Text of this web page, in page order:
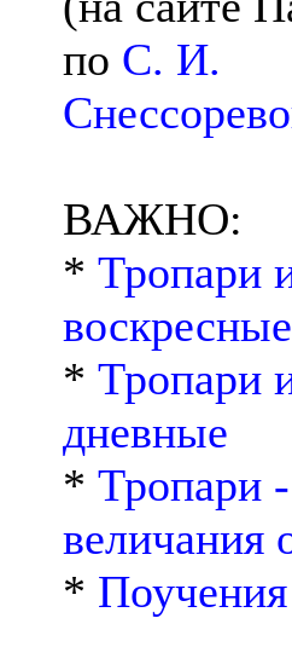
по С. И.
ВАЖНО:
* Тропари
воскресные
* Тропари
дневные
* Тропари -
величания
* Поучения